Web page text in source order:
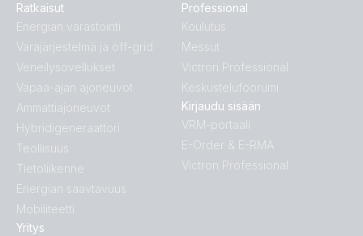
Ratkaisut
Energian varastointi
Varajärjestelmä ja off-grid
Veneilysovellukset
Vapaa-ajan ajoneuvot
Ammattiajoneuvot
Hybridigeneraattori
Teollisuus
Tietoliikenne
Energian saavtavuus
Mobiliteetti
Yritys
Professional
Koulutus
Messut
Victron Professional
Keskustelufoorumi
Kirjaudu sisään
VRM-portaali
E-Order & E-RMA
Victron Professional